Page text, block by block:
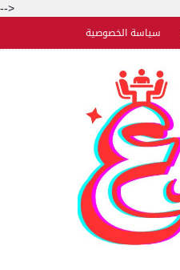
-->
سياسة الخصوصية